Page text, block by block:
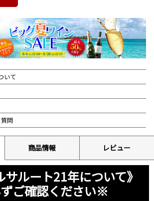
いて
問
商品情報 レビュー
サルート21年について》
ご確認ください※